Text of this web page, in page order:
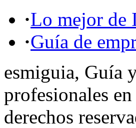
·Lo mejor de
·Guía de
esmiguia, Guía
profesionales
derechos